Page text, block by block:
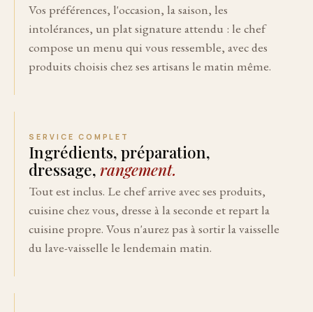
Vos préférences, l'occasion, la saison, les
intolérances, un plat signature attendu : le chef
compose un menu qui vous ressemble, avec des
produits choisis chez ses artisans le matin même.
SERVICE COMPLET
Ingrédients, préparation,
dressage, rangement.
Tout est inclus. Le chef arrive avec ses produits,
cuisine chez vous, dresse à la seconde et repart la
cuisine propre. Vous n'aurez pas à sortir la vaisselle
du lave-vaisselle le lendemain matin.